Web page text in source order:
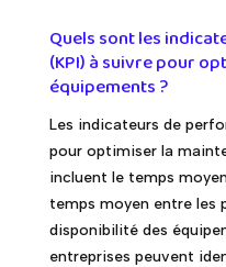
Quels sont les
(KPI) à suivre pour
équipements ?
Les indicateurs de
pour optimiser la
incluent le temps
temps moyen entre les
disponibilité des
entreprises peuvent